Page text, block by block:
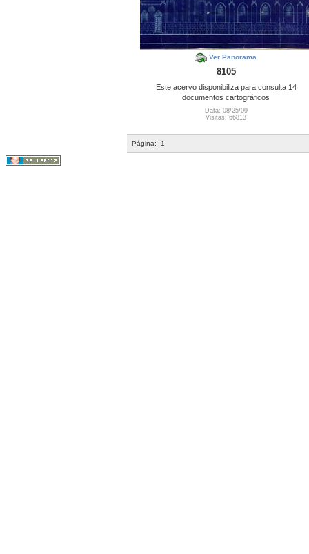
Ver Panorama
8105
Este acervo disponibiliza para consulta 14
documentos cartográficos
Data: 08/25/09
Visitas: 66813
Página: 1